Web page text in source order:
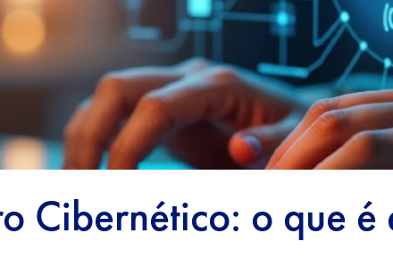
Cibernético: o que